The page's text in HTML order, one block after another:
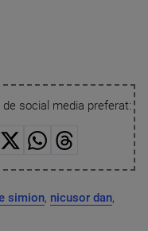
social media preferat:
simion, nicusor dan,